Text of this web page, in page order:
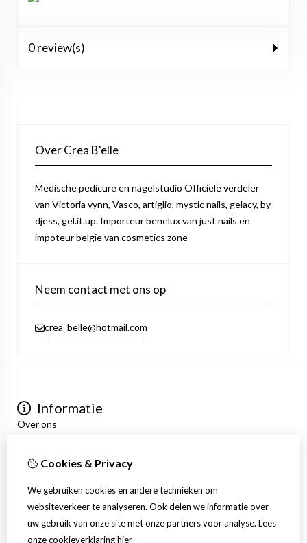
0 review(s)
Over Crea B'elle
Medische pedicure en nagelstudio Officiële verdeler
van Victoria vynn, Vasco, artiglio, mystic nails, gelacy, by
djess, gel.it.up. Importeur benelux van just nails en
impoteur belgie van cosmetics zone
Neem contact met ons op
crea_belle@hotmail.com
Informatie
Over ons
Algemene voorwaarden
Mijn account
Inloggen
Bestelhistorie
Verlanglijst
Nieuwsbrief
Cookies & Privacy
We gebruiken cookies en andere technieken om
websiteverkeer te analyseren. Ook delen we informatie over
uw gebruik van onze site met onze partners voor analyse. Lees
onze cookieverklaringhier